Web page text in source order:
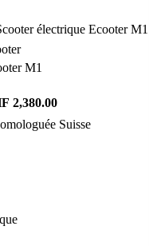
M1
2,380.00